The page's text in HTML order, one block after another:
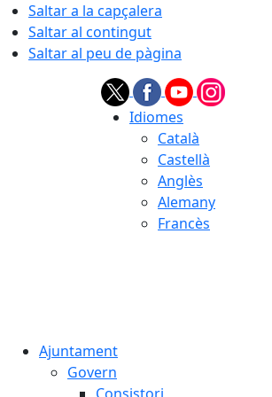
Saltar a la capçalera
Saltar al contingut
Saltar al peu de pàgina
Idiomes
Català
Castellà
Anglès
Alemany
Francès
Ajuntament
Govern